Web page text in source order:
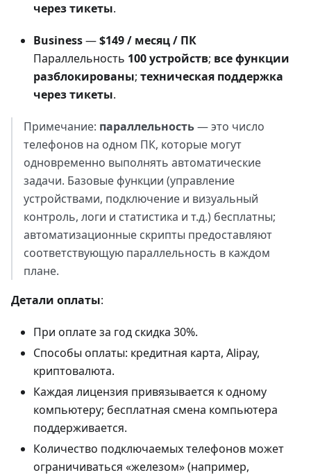
через тикеты.
Business—$149 / месяц / ПК
Параллельность 100 устройств; все функции
разблокированы; техническая поддержка
через тикеты.
Примечание: параллельность— это число
телефонов на одном ПК, которые могут
одновременно выполнять автоматические
задачи. Базовые функции (управление
устройствами, подключение и визуальный
контроль, логи и статистика и т.д.) бесплатны;
автоматизационные скрипты предоставляют
соответствующую параллельность в каждом
плане.
Детали оплаты:
При оплате за год скидка 30%.
Способы оплаты: кредитная карта, Alipay,
криптовалюта.
Каждая лицензия привязывается к одному
компьютеру; бесплатная смена компьютера
поддерживается.
Количество подключаемых телефонов может
ограничиваться «железом» (например,